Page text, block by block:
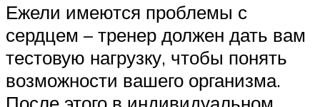
Ежели имеются проблемы с
сердцем – тренер должен дать вам
тестовую нагрузку, чтобы понять
возможности вашего организма.